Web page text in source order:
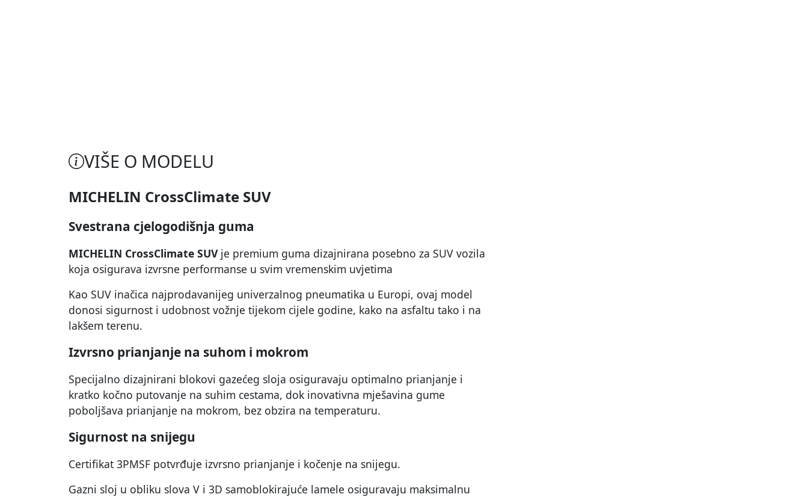
VIŠE O MODELU
MICHELIN CrossClimate SUV
Svestrana cjelogodišnja guma
MICHELIN CrossClimate SUV je premium guma dizajnirana posebno za SUV vozila
koja osigurava izvrsne performanse u svim vremenskim uvjetima
Kao SUV inačica najprodavanijeg univerzalnog pneumatika u Europi, ovaj model
donosi sigurnost i udobnost vožnje tijekom cijele godine, kako na asfaltu tako i na
lakšem terenu.
Izvrsno prianjanje na suhom i mokrom
Specijalno dizajnirani blokovi gazećeg sloja osiguravaju optimalno prianjanje i
kratko kočno putovanje na suhim cestama, dok inovativna mješavina gume
poboljšava prianjanje na mokrom, bez obzira na temperaturu.
Sigurnost na snijegu
Certifikat 3PMSF potvrđuje izvrsno prianjanje i kočenje na snijegu.
Gazni sloj u obliku slova V i 3D samoblokirajuće lamele osiguravaju maksimalnu